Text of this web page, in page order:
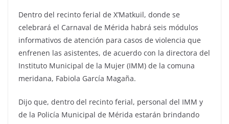
Dentro del recinto ferial de X’Matkuil, donde se
celebrará el Carnaval de Mérida habrá seis módulos
informativos de atención para casos de violencia que
enfrenen las asistentes, de acuerdo con la directora del
Instituto Municipal de la Mujer (IMM) de la comuna
meridana, Fabiola García Magaña.
Dijo que, dentro del recinto ferial, personal del IMM y
de la Policía Municipal de Mérida estarán brindando